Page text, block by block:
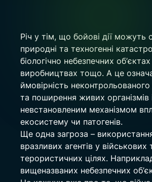
Річ у тім, що бойові дії можуть
природні та техногенні
біологічно небезпечних
виробництвах тощо. А це
ймовірність неконтрольованого
та поширення живих організмів
невстановленим механізмом
екосистему чи патогенів.
Ще одна загроза – використання
вразливих агентів у військових
терористичних цілях.
вищеназваних небезпечних